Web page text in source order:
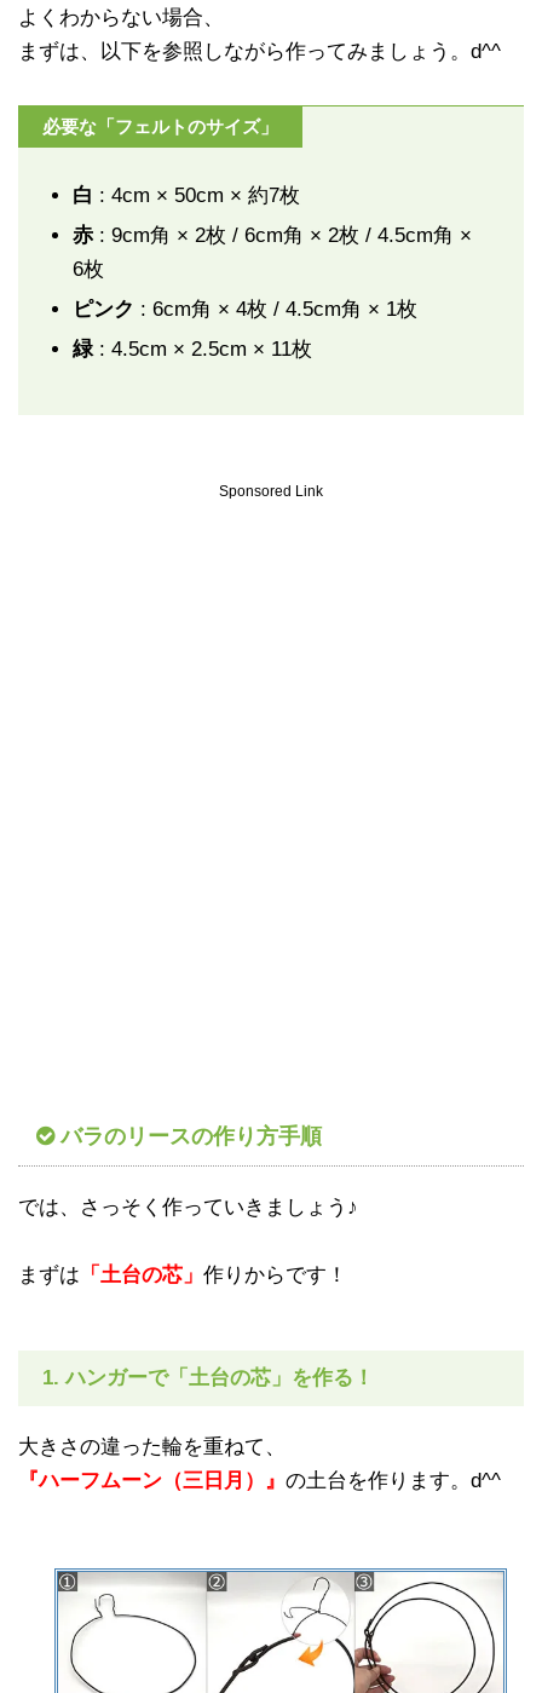
よくわからない場合、
まずは、以下を参照しながら作ってみましょう。d^^
必要な「フェルトのサイズ」
白 : 4cm × 50cm × 約7枚
赤 : 9cm角 × 2枚 / 6cm角 × 2枚 / 4.5cm角 ×
6枚
ピンク : 6cm角 × 4枚 / 4.5cm角 × 1枚
緑: 4.5cm × 2.5cm × 11枚
Sponsored Link
バラのリースの作り方手順
では、さっそく作っていきましょう♪
まずは 「土台の芯」 作りからです！
1. ハンガーで「土台の芯」を作る！
大きさの違った輪を重ねて、
『ハーフムーン（三日月）』 の土台を作ります。d^^